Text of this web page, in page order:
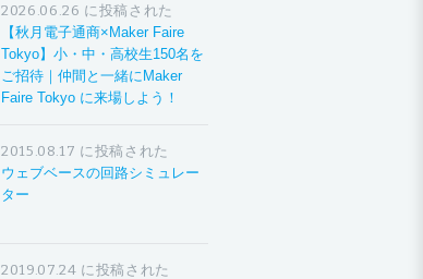
2026.06.26 に投稿された
【秋月電子通商×Maker Faire
Tokyo】小・中・高校生150名を
ご招待｜仲間と一緒にMaker
Faire Tokyo に来場しよう！
2015.08.17 に投稿された
ウェブベースの回路シミュレー
ター
2019.07.24 に投稿された